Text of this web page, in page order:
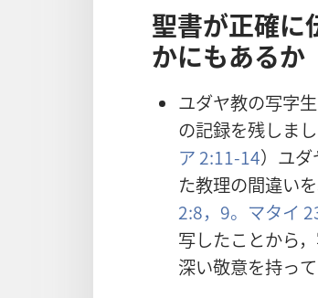
聖書が正確に
かにもあるか
ユダヤ教の写字生
の記録を残しまし
ア 2:11-14）ユダ
た教理の間違いを
2:8，9。 マタイ
写したことから，
深い敬意を持っ